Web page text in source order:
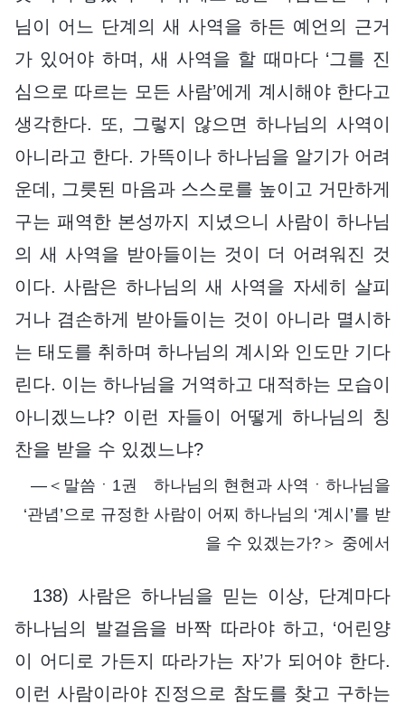
님이 어느 단계의 새 사역을 하든 예언의 근거
가 있어야 하며, 새 사역을 할 때마다 ‘그를 진
심으로 따르는 모든 사람’에게 계시해야 한다고
생각한다. 또, 그렇지 않으면 하나님의 사역이
아니라고 한다. 가뜩이나 하나님을 알기가 어려
운데, 그릇된 마음과 스스로를 높이고 거만하게
구는 패역한 본성까지 지녔으니 사람이 하나님
의 새 사역을 받아들이는 것이 더 어려워진 것
이다. 사람은 하나님의 새 사역을 자세히 살피
거나 겸손하게 받아들이는 것이 아니라 멸시하
는 태도를 취하며 하나님의 계시와 인도만 기다
린다. 이는 하나님을 거역하고 대적하는 모습이
아니겠느냐? 이런 자들이 어떻게 하나님의 칭
찬을 받을 수 있겠느냐?
―＜말씀ㆍ1권 하나님의 현현과 사역ㆍ하나님을
‘관념’으로 규정한 사람이 어찌 하나님의 ‘계시’를 받
을 수 있겠는가?＞ 중에서
138) 사람은 하나님을 믿는 이상, 단계마다
하나님의 발걸음을 바짝 따라야 하고, ‘어린양
이 어디로 가든지 따라가는 자’가 되어야 한다.
이런 사람이라야 진정으로 참도를 찾고 구하는